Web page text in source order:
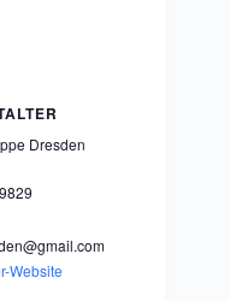
Dresden
Website